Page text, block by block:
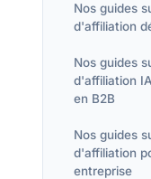
Nos guides
d'affiliation
Nos guides
d'affiliation
en B2B
Nos guides
d'affiliation
entreprise